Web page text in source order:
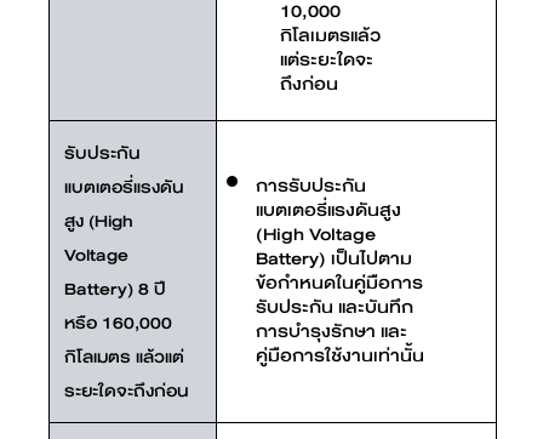
10,000
กิโลเมตรแล้ว
แต่ระยะใดจะ
ถึงก่อน
รับประกัน
แบตเตอรี่แรงดัน
สูง (High
Voltage
Battery) 8 ปี
หรือ 160,000
กิโลเมตร แล้วแต่
ระยะใดจะถึงก่อน
การรับประกัน
แบตเตอรี่แรงดันสูง
(High Voltage
Battery) เป็นไปตาม
ข้อกำหนดในคู่มือการ
รับประกัน และบันทึก
การบำรุงรักษา และ
คู่มือการใช้งานเท่านั้น